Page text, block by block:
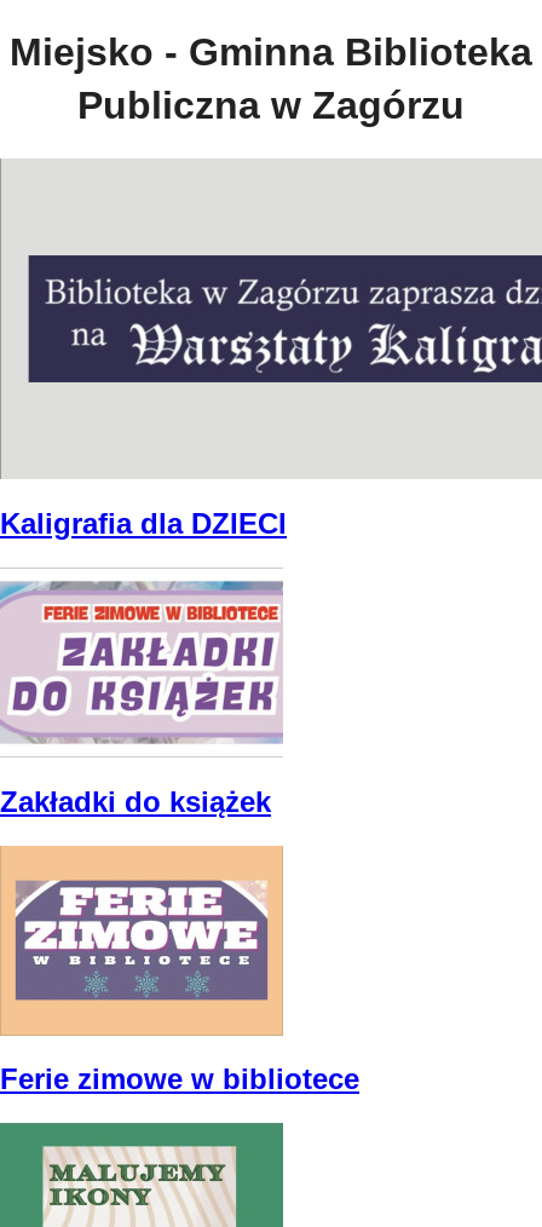
Miejsko - Gminna Biblioteka
Publiczna w Zagórzu
Kaligrafia dla DZIECI
Zakładki do książek
Ferie zimowe w bibliotece